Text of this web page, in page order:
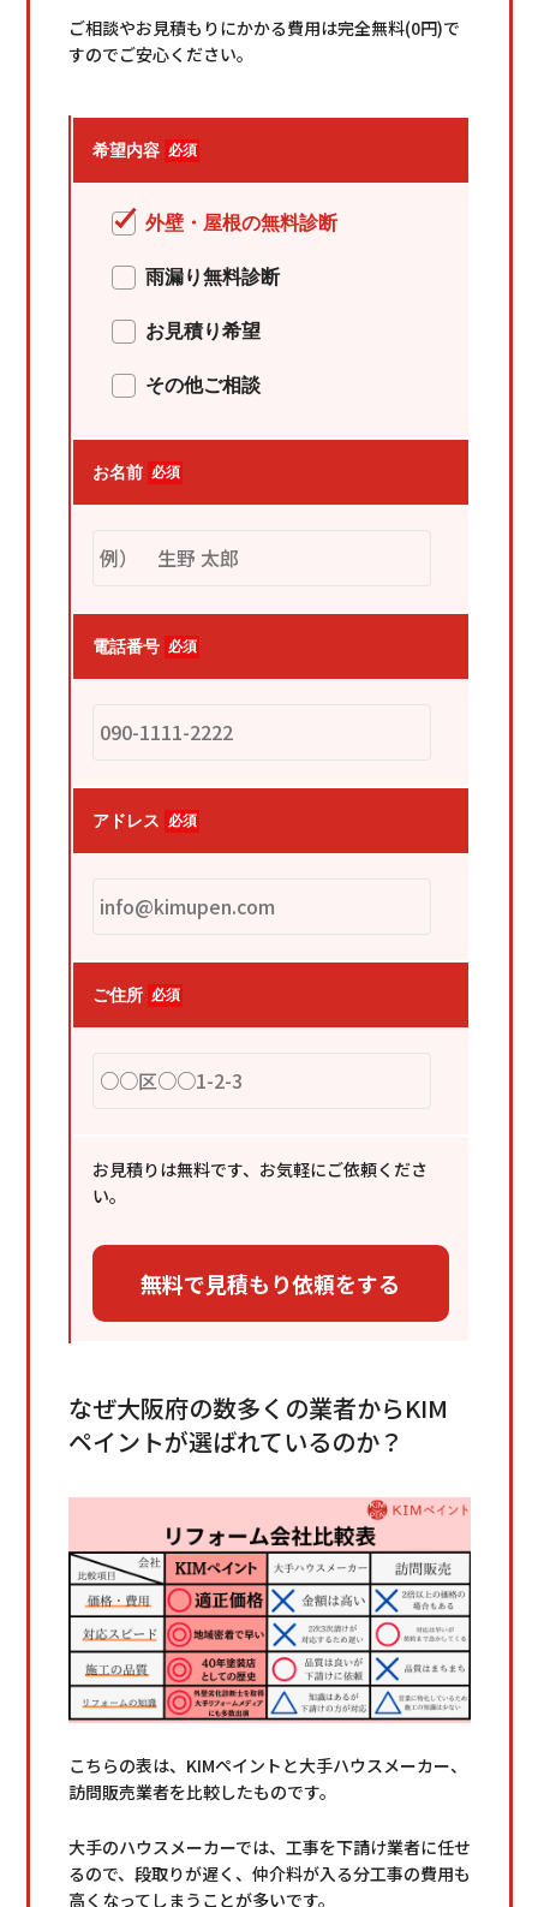
ご相談やお見積もりにかかる費用は完全無料(0円)で
すのでご安心ください。
希望内容 必須
外壁・屋根の無料診断
雨漏り無料診断
お見積り希望
その他ご相談
お名前 必須
電話番号 必須
アドレス 必須
ご住所 必須
お見積りは無料です、お気軽にご依頼くださ
い。
なぜ大阪府の数多くの業者からKIM
ペイントが選ばれているのか？
こちらの表は、KIMペイントと大手ハウスメーカー、
訪問販売業者を比較したものです。
大手のハウスメーカーでは、工事を下請け業者に任せ
るので、段取りが遅く、仲介料が入る分工事の費用も
高くなってしまうことが多いです。